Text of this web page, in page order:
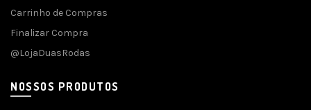
Carrinho de Compras
Finalizar Compra
@LojaDuasRodas
NOSSOS PRODUTOS